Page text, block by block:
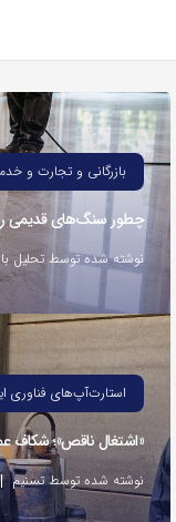
با
استفاده
از
روش‌های
زیر
می‌توانید
این
صفحه
را
دوستان
خود
به
بازرگانی و تجارت و
چطور سنگ‌های قدیمی را
نوشته شده توسط تحلیل
استارت‌آپ‌های فناوری
«اشتغال ناقص»؛ شکاف
نوشته شده توسط تسنیم